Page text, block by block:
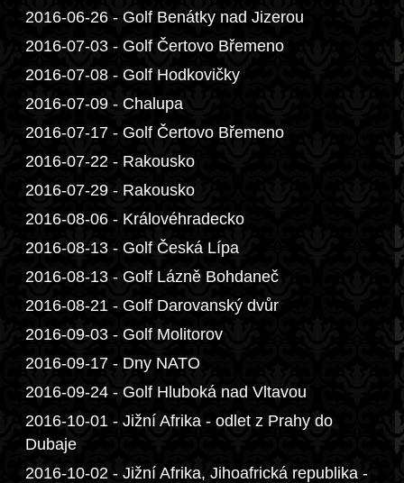
2016-06-26 - Golf Benátky nad Jizerou
2016-07-03 - Golf Čertovo Břemeno
2016-07-08 - Golf Hodkovičky
2016-07-09 - Chalupa
2016-07-17 - Golf Čertovo Břemeno
2016-07-22 - Rakousko
2016-07-29 - Rakousko
2016-08-06 - Královéhradecko
2016-08-13 - Golf Česká Lípa
2016-08-13 - Golf Lázně Bohdaneč
2016-08-21 - Golf Darovanský dvůr
2016-09-03 - Golf Molitorov
2016-09-17 - Dny NATO
2016-09-24 - Golf Hluboká nad Vltavou
2016-10-01 - Jižní Afrika - odlet z Prahy do
Dubaje
2016-10-02 - Jižní Afrika, Jihoafrická republika -